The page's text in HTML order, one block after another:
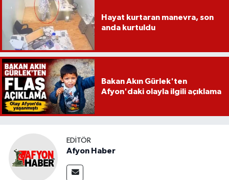
Hayat kurtaran manevra, son
anda kurtuldu
Bakan Akın Gürlek'ten
Afyon'daki olayla ilgili açıklama
EDITÖR
Afyon Haber